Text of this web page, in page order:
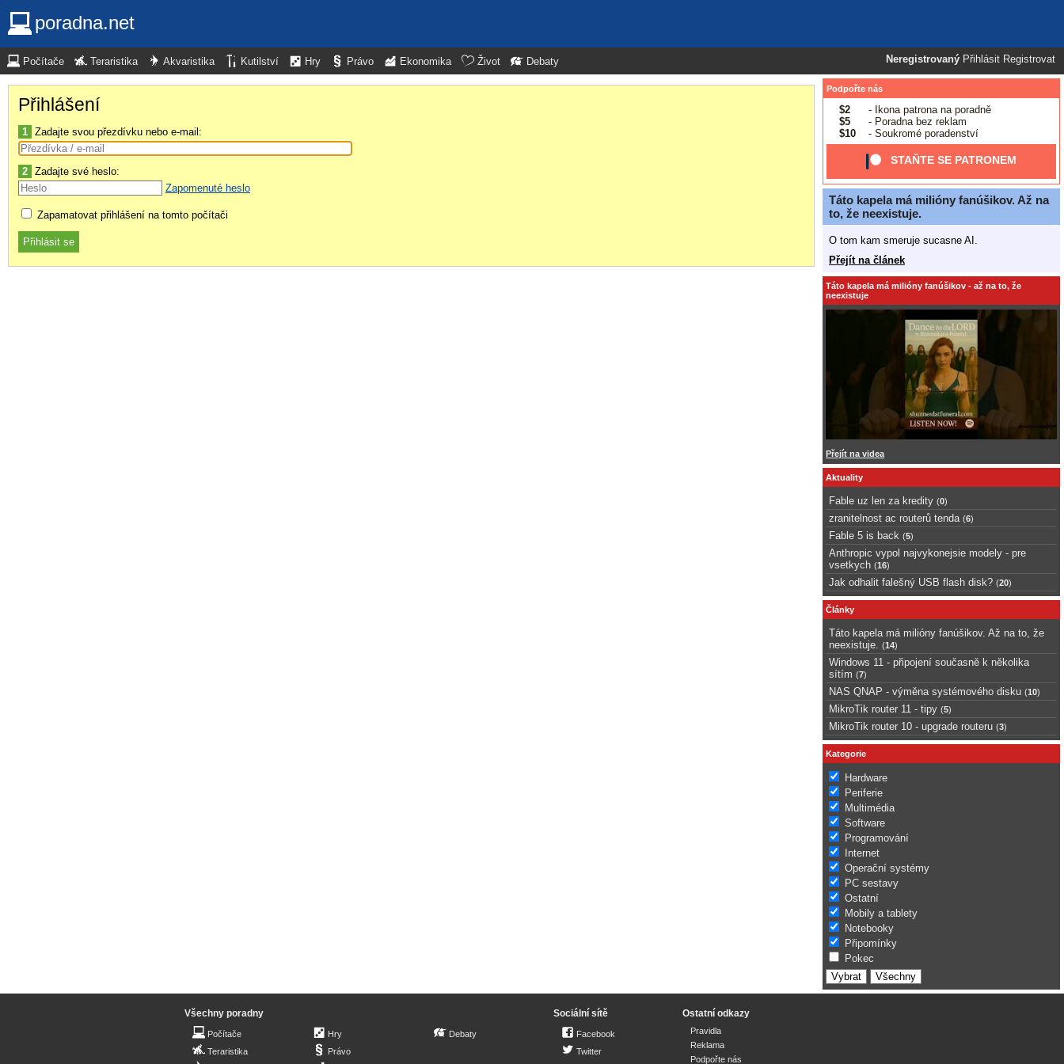
poradna.net
Neregistrovaný Přihlásit Registrovat
Počítače Teraristika Akvaristika Kutilství Hry Právo Ekonomika Život Debaty
Přihlášení
1 Zadajte svou přezdívku nebo e-mail:
2 Zadajte své heslo:
Zapomenuté heslo
Zapamatovat přihlášení na tomto počítači
Podpořte nás
$2
- Ikona patrona na poradně
$5
- Poradna bez reklam
$10
- Soukromé poradenství
STAŇTE SE PATRONEM
Táto kapela má milióny fanúšikov. Až na
to, že neexistuje.
O tom kam smeruje sucasne AI.
Přejít na článek
Táto kapela má milióny fanúšikov - až na to, že
neexistuje
Přejít na videa
Aktuality
Fable uz len za kredity (0)
zranitelnost ac routerů tenda (6)
Fable 5 is back (5)
Anthropic vypol najvykonejsie modely - pre
vsetkych (16)
Jak odhalit falešný USB flash disk? (20)
Články
Táto kapela má milióny fanúšikov. Až na to, že
neexistuje.
(14)
Windows 11 - připojení současně k několika
sítím (7)
NAS QNAP - výměna systémového disku (10)
MikroTik router 11 - tipy (5)
MikroTik router 10 - upgrade routeru (3)
Kategorie
Hardware
Periferie
Multimédia
Software
Programování
Internet
Operační systémy
PC sestavy
Ostatní
Mobily a tablety
Notebooky
Připomínky
Pokec
Všechny poradny
Počítače
Teraristika
Hry
Právo
Debaty
Sociální sítě
Facebook
Twitter
Ostatní odkazy
Pravidla
Reklama
Podpořte nás